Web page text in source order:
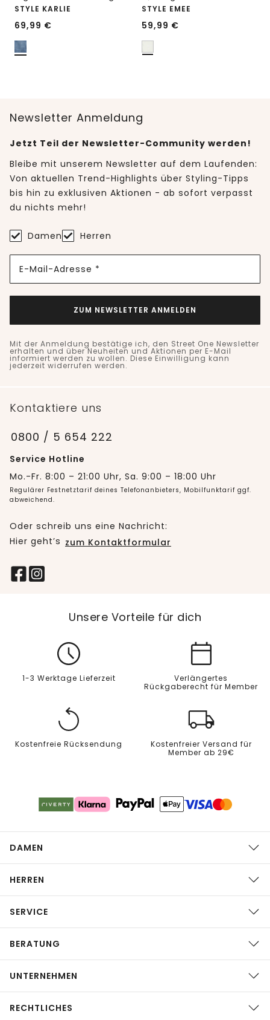
STYLE KARLIE
69,99 €
STYLE EMEE
59,99 €
Newsletter Anmeldung
Jetzt Teil der Newsletter-Community werden!
Bleibe mit unserem Newsletter auf dem Laufenden:
Von aktuellen Trend-Highlights über Styling-Tipps
bis hin zu exklusiven Aktionen - ab sofort verpasst
du nichts mehr!
Damen Herren
E-Mail-Adresse *
ZUM NEWSLETTER ANMELDEN
Mit der Anmeldung bestätige ich, den Street One Newsletter
erhalten und über Neuheiten und Aktionen per E-Mail
informiert werden zu wollen. Diese Einwilligung kann
jederzeit widerrufen werden.
Kontaktiere uns
0800 / 5 654 222
Service Hotline
Mo.-Fr. 8:00 – 21:00 Uhr, Sa. 9:00 – 18:00 Uhr
Regulärer Festnetztarif deines Telefonanbieters, Mobilfunktarif ggf.
abweichend.
Oder schreib uns eine Nachricht:
Hier geht’s zum Kontaktformular
Unsere Vorteile für dich
1-3 Werktage Lieferzeit
Verlängertes
Rückgaberecht für Member
Kostenfreie Rücksendung
Kostenfreier Versand für
Member ab 29€
DAMEN
HERREN
SERVICE
BERATUNG
UNTERNEHMEN
RECHTLICHES